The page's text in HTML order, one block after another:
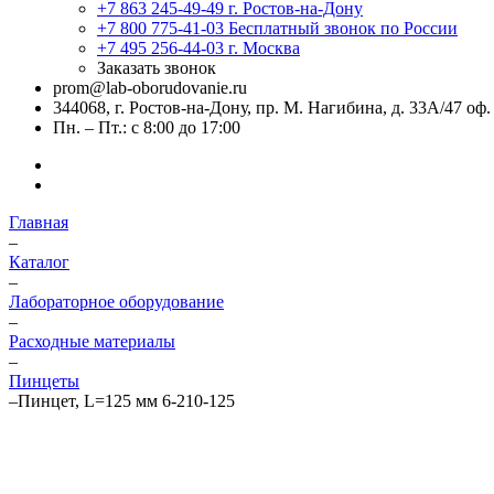
+7 863 245-49-49 г. Ростов-на-Дону
+7 800 775-41-03 Бесплатный звонок по России
+7 495 256-44-03 г. Москва
Заказать звонок
prom@lab-oborudovanie.ru
344068, г. Ростов-на-Дону, пр. М. Нагибина, д. 33А/47 оф.
Пн. – Пт.: с 8:00 до 17:00
Главная
–
Каталог
–
Лабораторное оборудование
–
Расходные материалы
–
Пинцеты
–Пинцет, L=125 мм 6-210-125